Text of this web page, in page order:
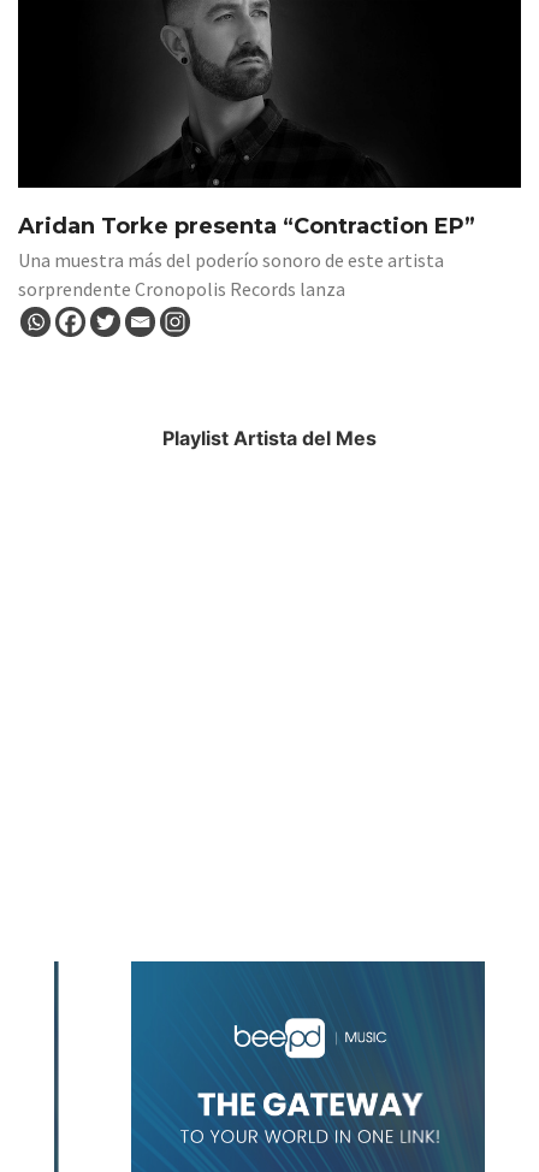
Aridan Torke presenta “Contraction EP”
Una muestra más del poderío sonoro de este artista
sorprendente Cronopolis Records lanza
Playlist Artista del Mes